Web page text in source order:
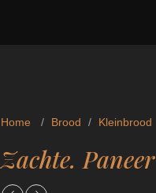
Home / Brood / Kleinbrood
Zachte. Paneer